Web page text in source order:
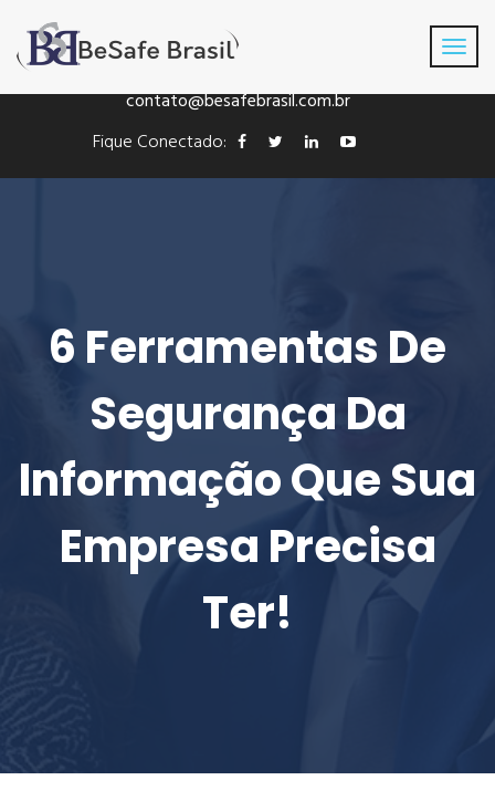
Fone: +55(41) 3016-8433
contato@besafebrasil.com.br
Fique Conectado:
6 Ferramentas De
Segurança Da
Informação Que Sua
Empresa Precisa
Ter!